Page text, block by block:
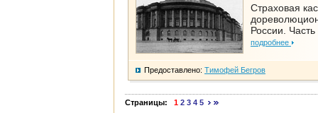
Страховая
России. Часть
подробнее
Предоставлено: Тимофей Бегров
Страницы: 1 2 3 4 5